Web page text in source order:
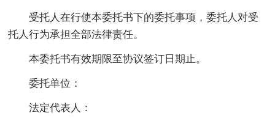
受托人在行使本委托书下的委托事项，委托人对受
托人行为承担全部法律责任。
本委托书有效期限至协议签订日期止。
委托单位：
法定代表人：